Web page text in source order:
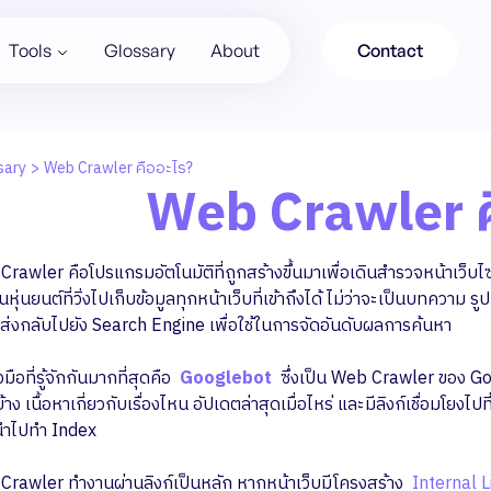
Tools Glossary About Contact
> Web Crawler คืออะไร?
Web Crawler
คือโปรแกรมอัตโนมัติที่ถูกสร้างขึ้นมาเพื่อเดินสำรวจหน้าเว็บ
หุ่นยนต์ที่วิ่งไปเก็บข้อมูลทุกหน้าเว็บที่เข้าถึงได้ ไม่ว่าจะเป็นบทความ
งกลับไปยัง Search Engine เพื่อใช้ในการจัดอันดับผลการค้นหา
มือที่รู้จักกันมากที่สุดคือ Googlebot ซึ่งเป็น Web Crawler ของ
าง เนื้อหาเกี่ยวกับเรื่องไหน อัปเดตล่าสุดเมื่อไหร่ และมีลิงก์เชื่อมโยง
ไปทำ Index
ทำงานผ่านลิงก์เป็นหลัก หากหน้าเว็บมีโครงสร้าง Internal